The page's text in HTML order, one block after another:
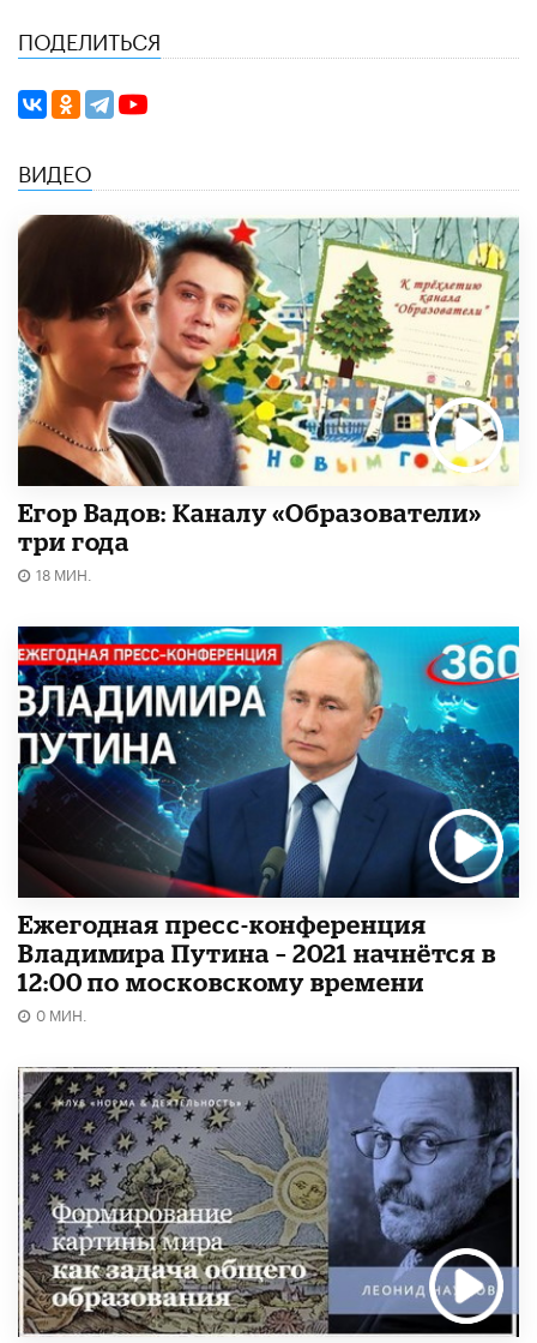
ПОДЕЛИТЬСЯ
ВИДЕО
Егор Вадов: Каналу «Образователи»
три года
18 МИН.
Ежегодная пресс-конференция
Владимира Путина – 2021 начнётся в
12:00 по московскому времени
0 МИН.